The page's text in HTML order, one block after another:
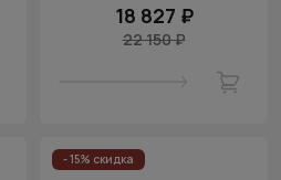
18 827 ₽
22 150 ₽
- 15% скидка